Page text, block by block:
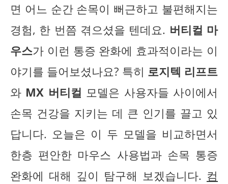
면 어느 순간 손목이 뻐근하고 불편해지는
경험, 한 번쯤 겪으셨을 텐데요. 버티컬 마
우스가 이런 통증 완화에 효과적이라는 이
야기를 들어보셨나요? 특히 로지텍 리프트
와 MX 버티컬 모델은 사용자들 사이에서
손목 건강을 지키는 데 큰 인기를 끌고 있
답니다. 오늘은 이 두 모델을 비교하면서
한층 편안한 마우스 사용법과 손목 통증
완화에 대해 깊이 탐구해 보겠습니다. 컴